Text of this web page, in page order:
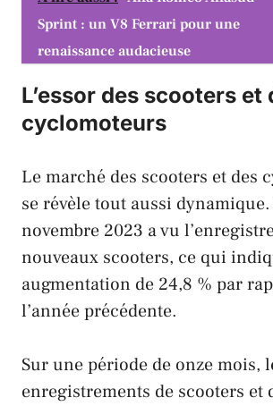
Sprint : un V8 Ferrari pour une
renaissance audacieuse
L’essor des scooters et
cyclomoteurs
Le marché des scooters et des
se révèle tout aussi
novembre 2023 a vu
nouveaux scooters, ce qui
augmentation de 24,8 % par
l’année précédente.
Sur une période de onze mois,
enregistrements de scooters et